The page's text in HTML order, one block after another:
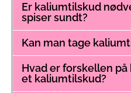
Er kaliumtilskud
spiser sundt?
Kan man tage
Hvad er forskellen
et kaliumtilskud?